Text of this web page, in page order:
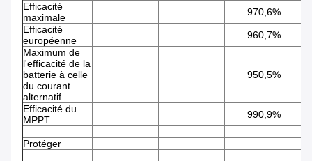
Efficacité
maximale
970,6%
Efficacité
européenne
960,7%
Maximum de
l'efficacité de la
batterie à celle
du courant
alternatif
950,5%
Efficacité du
MPPT
990,9%
Protéger